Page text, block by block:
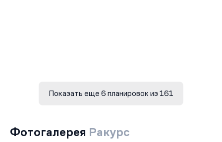
Показать еще 6 планировок из 161
Фотогалерея Ракурс